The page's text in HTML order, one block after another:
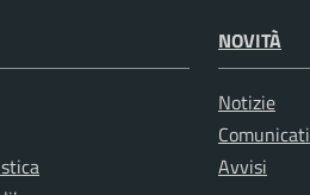
NOVITÀ
Notizie
Comunicati
Avvisi